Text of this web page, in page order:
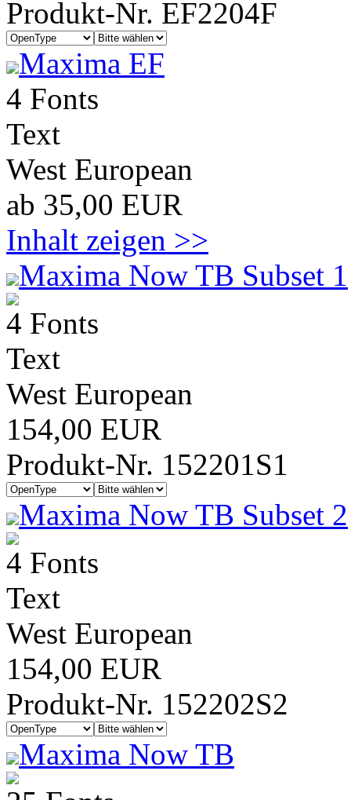
Produkt-Nr. EF2204F
Maxima EF
4 Fonts
Text
West European
ab 35,00 EUR
Inhalt zeigen >>
Maxima Now TB Subset 1
4 Fonts
Text
West European
154,00 EUR
Produkt-Nr. 152201S1
Maxima Now TB Subset 2
4 Fonts
Text
West European
154,00 EUR
Produkt-Nr. 152202S2
Maxima Now TB